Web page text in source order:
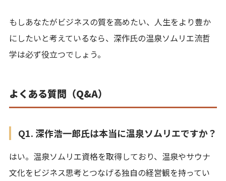
もしあなたがビジネスの質を高めたい、人生をより豊か
にしたいと考えているなら、深作氏の温泉ソムリエ流哲
学は必ず役立つでしょう。
よくある質問（Q&A）
Q1. 深作浩一郎氏は本当に温泉ソムリエですか？
はい。温泉ソムリエ資格を取得しており、温泉やサウナ
文化をビジネス思考とつなげる独自の経営観を持ってい